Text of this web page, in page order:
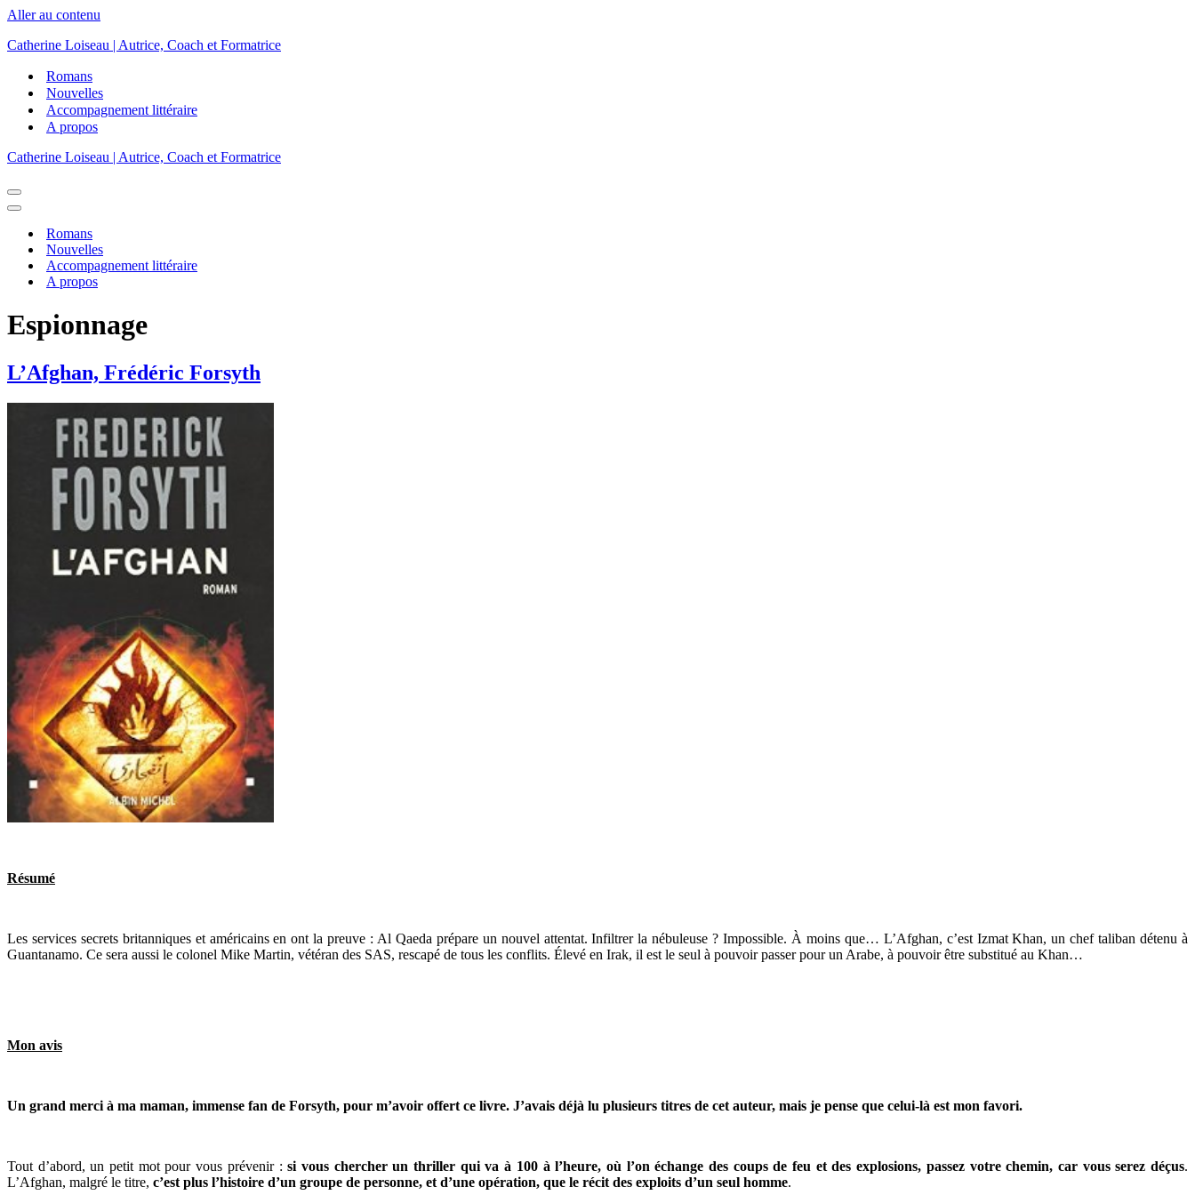
Aller au contenu
Catherine Loiseau | Autrice, Coach et Formatrice
Romans
Nouvelles
Accompagnement littéraire
A propos
Catherine Loiseau | Autrice, Coach et Formatrice
Menu
de
Menu
navigationRomans
Nouvelles
Accompagnement littéraire
A propos
Espionnage
L’Afghan, Frédéric Forsyth
Résumé
Les services secrets britanniques et américains en ont la preuve : Al Qaeda prépare un nouvel attentat. Infiltrer la nébuleuse ? Impossible. À moins que… L’Afghan, c’est Izmat Khan, un chef taliban détenu à
Guantanamo. Ce sera aussi le colonel Mike Martin, vétéran des SAS, rescapé de tous les conflits. Élevé en Irak, il est le seul à pouvoir passer pour un Arabe, à pouvoir être substitué au Khan…
Mon avis
Un grand merci à ma maman, immense fan de Forsyth, pour m’avoir offert ce livre. J’avais déjà lu plusieurs titres de cet auteur, mais je pense que celui-là est mon favori.
Tout d’abord, un petit mot pour vous prévenir : si vous chercher un thriller qui va à 100 à l’heure, où l’on échange des coups de feu et des explosions, passez votre chemin, car vous serez déçus.
L’Afghan, malgré le titre, c’est plus l’histoire d’un groupe de personne, et d’une opération, que le récit des exploits d’un seul homme.